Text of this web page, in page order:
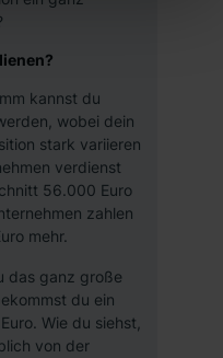
der Kategorien
umfasst
DS-GVO). Die USA
Datenschutzniveau
für die Zukunft ganz
unter
widerrufen.
Weitere
, Impressum
kannst du
wobei dein
stark variieren
verdienst
56.000 Euro
zahlen
mehr.
das ganz große
du ein
Wie du siehst,
von der